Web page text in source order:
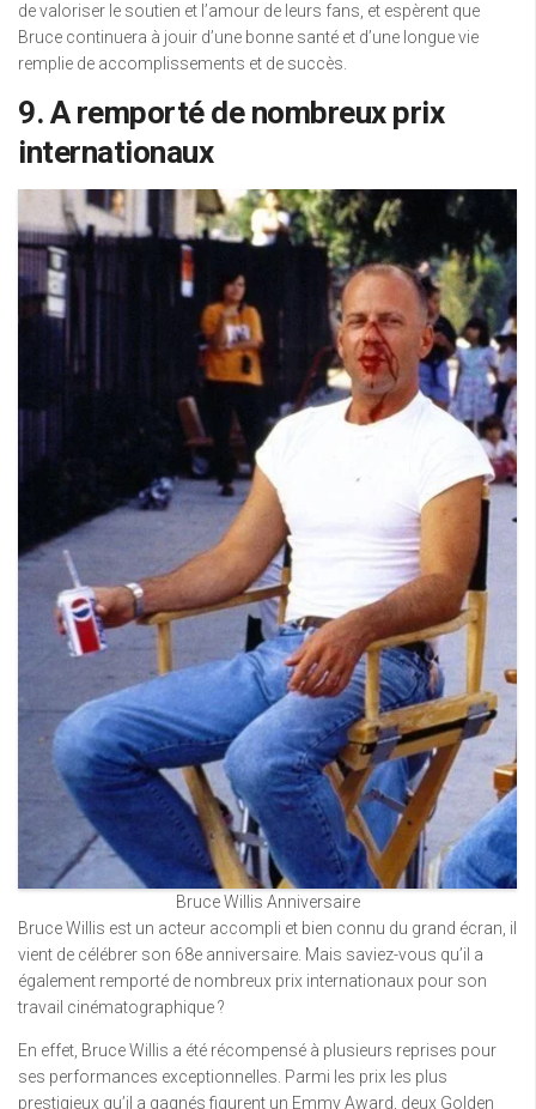
de valoriser le soutien et l’amour de leurs fans, et espèrent que
Bruce continuera à jouir d’une bonne santé et d’une longue vie
remplie de accomplissements et de succès.
9. A remporté de nombreux prix
internationaux
Bruce Willis Anniversaire
Bruce Willis est un acteur accompli et bien connu du grand écran, il
vient de célébrer son 68e anniversaire. Mais saviez-vous qu’il a
également remporté de nombreux prix internationaux pour son
travail cinématographique ?
En effet, Bruce Willis a été récompensé à plusieurs reprises pour
ses performances exceptionnelles. Parmi les prix les plus
prestigieux qu’il a gagnés figurent un Emmy Award, deux Golden